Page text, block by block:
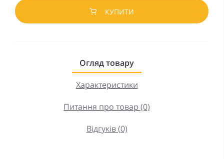
КУПИТИ
Огляд товару
Характеристики
Питання про товар (0)
Відгуків (0)